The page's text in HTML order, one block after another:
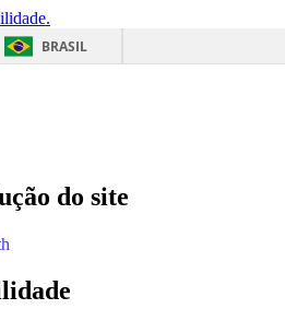
BRASIL
do site